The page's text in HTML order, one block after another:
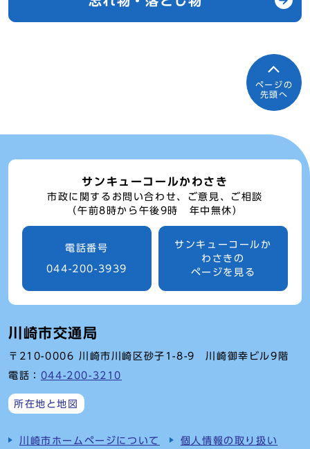
ページの
先頭へ
サンキューコールかわさき
市政に関するお問い合わせ、ご意見、ご相談
（午前8時から午後9時 年中無休）
電話番号
044-200-3939
サンキューコールか
わさきの
ページを見る
川崎市交通局
〒210-0006 川崎市川崎区砂子1-8-9 川崎御幸ビル9階
電話： 044-200-3210
所在地と地図
川崎市ホームページについて 個人情報の取り扱い